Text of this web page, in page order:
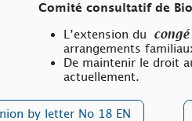
Comité consultatif de
L’extension du
arrangements
De maintenir le droit
actuellement.
by letter No 18 EN